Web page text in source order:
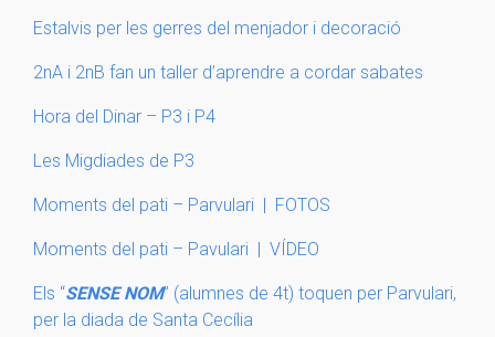
Estalvis per les gerres del menjador i decoració
2nA i 2nB fan un taller d’aprendre a cordar sabates
Hora del Dinar – P3 i P4
Les Migdiades de P3
Moments del pati – Parvulari | FOTOS
Moments del pati – Pavulari | VÍDEO
Els “SENSE NOM” (alumnes de 4t) toquen per Parvulari,
per la diada de Santa Cecília